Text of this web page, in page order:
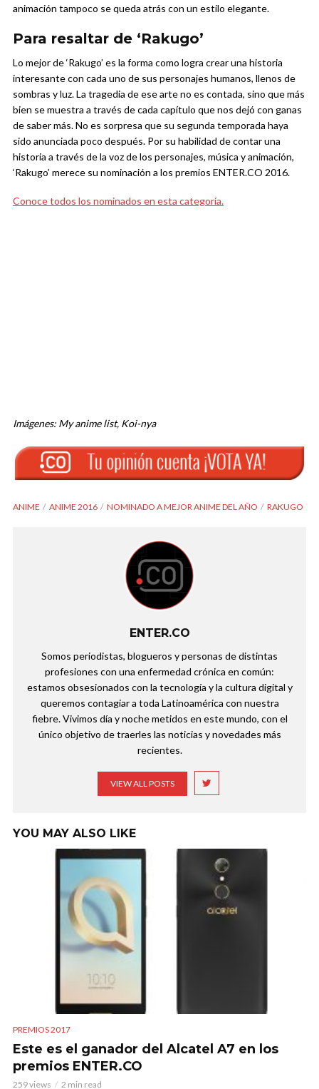
animación tampoco se queda atrás con un estilo elegante.
Para resaltar de ‘Rakugo’
Lo mejor de ‘Rakugo’ es la forma como logra crear una historia
interesante con cada uno de sus personajes humanos, llenos de
sombras y luz. La tragedia de ese arte no es contada, sino que más
bien se muestra a través de cada capítulo que nos dejó con ganas
de saber más. No es sorpresa que su segunda temporada haya
sido anunciada poco después. Por su habilidad de contar una
historia a través de la voz de los personajes, música y animación,
‘Rakugo’ merece su nominación a los premios ENTER.CO 2016.
Conoce todos los nominados en esta categoría.
Imágenes: My anime list, Koi-nya
ANIME ANIME 2016 NOMINADO A MEJOR ANIME DEL AÑO RAKUGO
ENTER.CO
Somos periodistas, blogueros y personas de distintas
profesiones con una enfermedad crónica en común:
estamos obsesionados con la tecnología y la cultura digital y
queremos contagiar a toda Latinoamérica con nuestra
fiebre. Vivimos día y noche metidos en este mundo, con el
único objetivo de traerles las noticias y novedades más
recientes.
VIEW ALL POSTS
YOU MAY ALSO LIKE
PREMIOS 2017
Este es el ganador del Alcatel A7 en los
premios ENTER.CO
259 views 2 min read